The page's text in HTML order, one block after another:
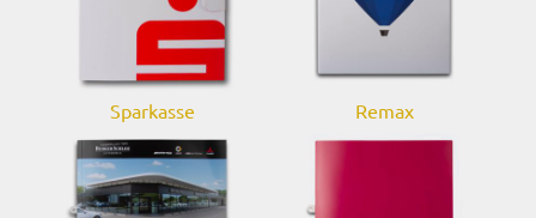
Sparkasse Remax